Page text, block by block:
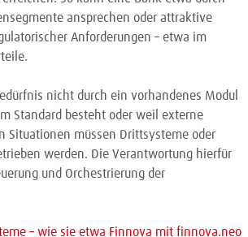
ansprechen oder attraktive
Anforderungen – etwa im
nicht durch ein vorhandenes Modul
Standard besteht oder weil externe
Situationen müssen Drittsysteme oder
werden. Die Verantwortung hierfür
und Orchestrierung der
– wie sie etwa Finnova mit finnova.neo